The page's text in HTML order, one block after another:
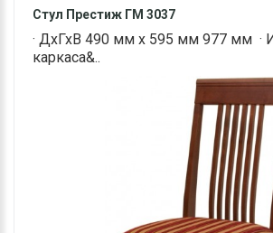
Стул Престиж ГМ 3037
· ДхГхВ 490 мм х 595 мм 977 мм ·
каркаса&..